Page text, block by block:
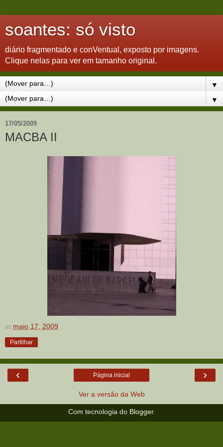
soantes: só visto
diário fragmentado e conVentual, exposto por imagens.
Clique nelas para ver em tamanho original.
▼
▼
17/05/2009
MACBA II
at maio 17, 2009
Partilhar
‹ ›
Página inicial
Ver a versão da Web
Com tecnologia do Blogger.